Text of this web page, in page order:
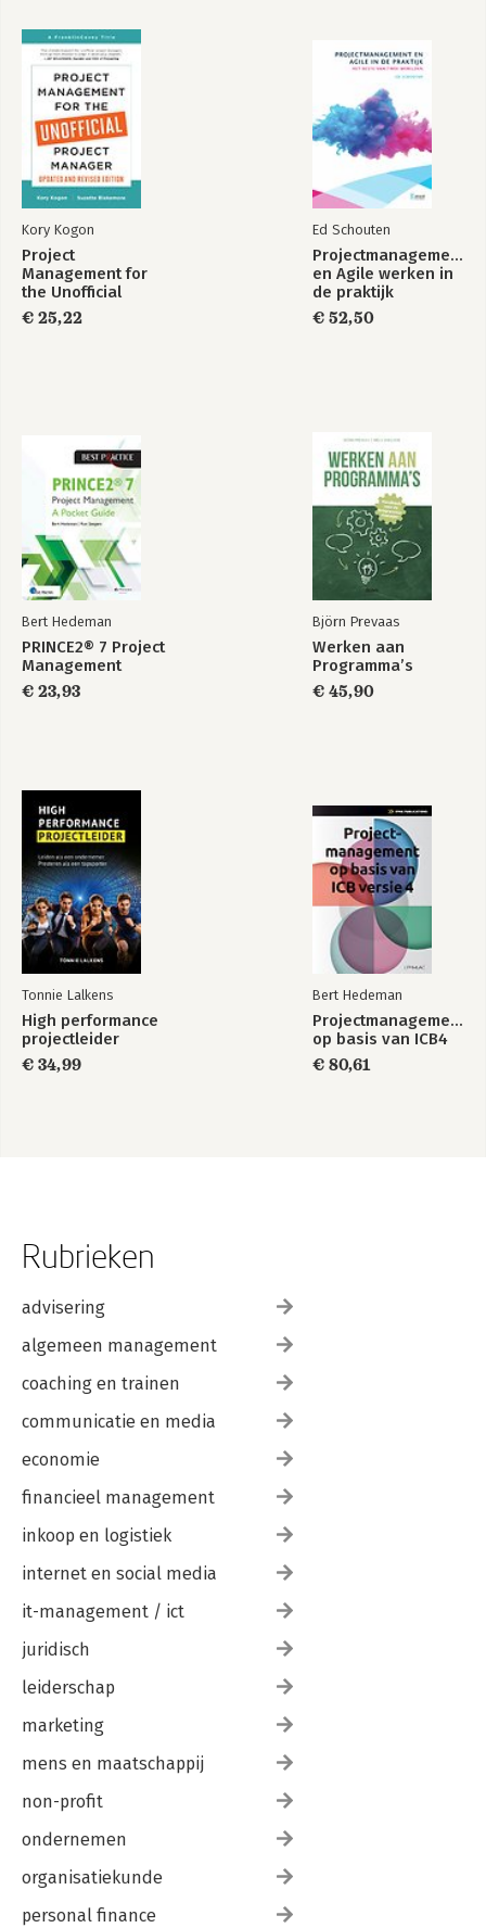
Bekijk alle boeken
How Fiction Works
ABAP Cookbook -
Programming
Recipes for
Everyday Solutions
Hoe fictie werkt
Bekijk alle boeken
Kory Kogon
Project
Management for
the Unofficial
Project Manager
(Updated and
€ 25,22
Ed Schouten
Projectmanagement
en Agile werken in
de praktijk
€ 52,50
Bert Hedeman
PRINCE2® 7 Project
Management
€ 23,93
Björn Prevaas
Werken aan
Programma’s
€ 45,90
Tonnie Lalkens
High performance
projectleider
€ 34,99
Bert Hedeman
Projectmanagement
op basis van ICB4
€ 80,61
Rubrieken
advisering
algemeen management
coaching en trainen
communicatie en media
economie
financieel management
inkoop en logistiek
internet en social media
it-management / ict
juridisch
leiderschap
marketing
mens en maatschappij
non-profit
ondernemen
organisatiekunde
personal finance